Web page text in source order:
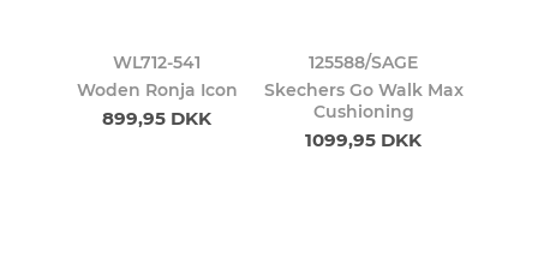
WL712-541
Woden Ronja Icon
899,95 DKK
125588/SAGE
Skechers Go Walk Max
Cushioning
1099,95 DKK